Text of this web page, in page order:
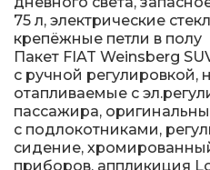
75 л, электрические
крепёжные петли в полу
Пакет FIAT Weinsberg
с ручной регулировкой,
отапливаемые с
пассажира,
с подлокотниками,
сидение,
приборов, аппликиция